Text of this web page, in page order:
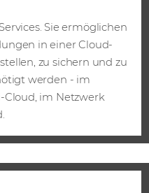
Sie ermöglichen
in einer Cloud-
zu sichern und zu
werden - im
im Netzwerk